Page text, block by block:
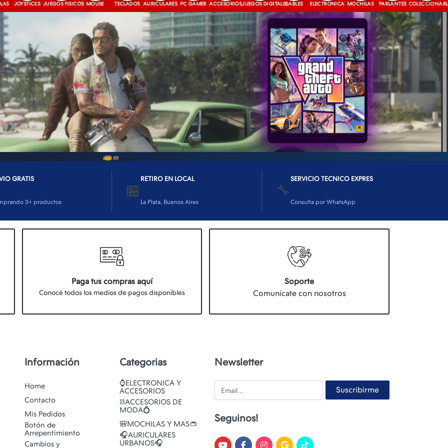
JUEGOS FISICOS MOUSE TECLADOS AURICULARES PC GAMER ACCESORIOSJUEGOS DIGITALESCABLES ELECTRONICA MOCHILAS PARLANTES COLECCIONABLES
GRATIS
3+ productos
🏪
RETIRO EN LOCAL
La Plata, Buenos Aires
🔧
SERVICIO TECNICO EXPRES
Consulta por WhatsApp
Paga tus compras aquí
Conocé todos los medios de pagos disponibles
Soporte
Comunícate con nosotros
Información
Home
Contacto
Mis Pedidos
Botón de
Arrepentimiento
Cambios y
Categorias
⌚ELECTRONICA Y
ACCESORIOS
⛓️ACCESORIOS DE
MODA💍
🎒MOCHILAS Y MAS👝
🎧AURICULARES
URBANOS🎧
Newsletter
Email Suscribirme
Seguinos!